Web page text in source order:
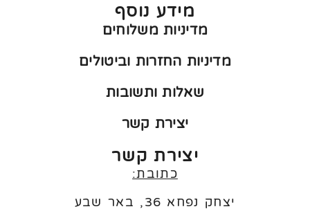
מידע נוסף
מדיניות משלוחים
מדיניות החזרות וביטולים
שאלות ותשובות
יצירת קשר
יצירת קשר
כתובת:
יצחק נפחא 36, באר שבע